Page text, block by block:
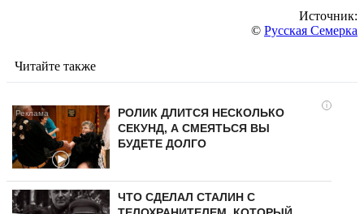
Источник:
© Русская Семерка
Читайте также
i
РОЛИК ДЛИТСЯ НЕСКОЛЬКО
СЕКУНД, А СМЕЯТЬСЯ ВЫ
БУДЕТЕ ДОЛГО
ЧТО СДЕЛАЛ СТАЛИН С